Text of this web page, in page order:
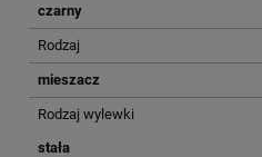
czarny
Rodzaj
mieszacz
Rodzaj wylewki
stała